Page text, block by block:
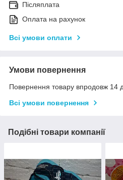
Післяплата
Оплата на рахунок
Всі умови оплати
Умови повернення
Повернення товару впродовж 14
Всі умови повернення
Подібні товари компанії